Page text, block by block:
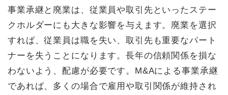
事業承継と廃業は、従業員や取引先といったステー
クホルダーにも大きな影響を与えます。廃業を選択
すれば、従業員は職を失い、取引先も重要なパート
ナーを失うことになります。長年の信頼関係を損な
わないよう、配慮が必要です。M&Aによる事業承継
であれば、多くの場合で雇用や取引関係が維持され